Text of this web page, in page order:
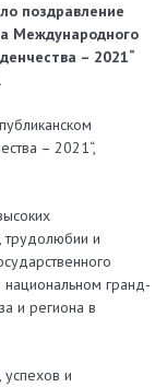
поздравление
Международного
– 2021“
– 2021“,
трудолюбии и
национальном гранд-
и региона в
успехов и